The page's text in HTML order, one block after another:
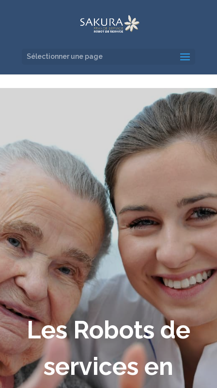
Sélectionner une page
Les Robots de
services en